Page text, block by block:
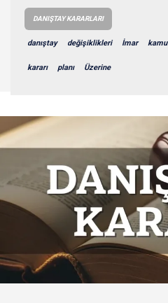
DANIŞTAY KARARLARI
danıştay değişiklikleri İmar kamu
kararı planı Üzerine